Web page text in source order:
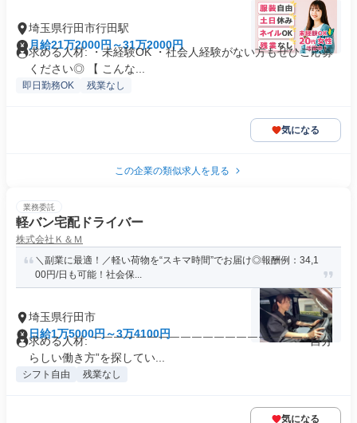
埼玉県行田市行田駅
月給21万2000円～31万2000円
求める人材: ・未経験OK ・社会人経験がない方もぜひご応募
ください◎ 【 こんな...
即日勤務OK 残業なし
気になる
この企業の類似求人を見る
業務委託
軽バン宅配ドライバー
株式会社Ｋ＆Ｍ
＼副業に最適！／軽い荷物を“スキマ時間”でお届け◎報酬例：34,1
00円/日も可能！社会保...
埼玉県行田市
日給1万5000円～3万4100円
求める人材: ￣￣￣￣￣￣￣￣￣￣￣￣￣￣￣￣￣￣￣ “自分
らしい働き方”を探してい...
シフト自由 残業なし
気になる